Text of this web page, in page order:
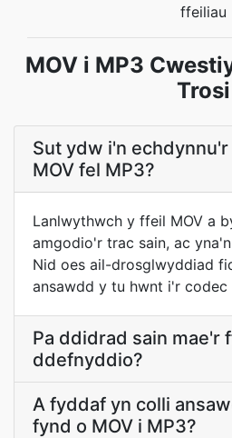
ffeiliau
MOV i MP3
Trosi
Sut ydw i'n
MOV fel MP3?
Lanlwythwch y ffeil MOV a
amgodio'r trac sain, ac
Nid oes ail-drosglwyddiad
ansawdd y tu hwnt i'r codec
Pa ddidrad sain mae'r
ddefnyddio?
A fyddaf yn colli
fynd o MOV i MP3?